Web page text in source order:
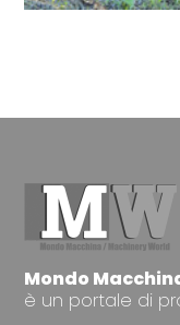
Mondo
è un portale di